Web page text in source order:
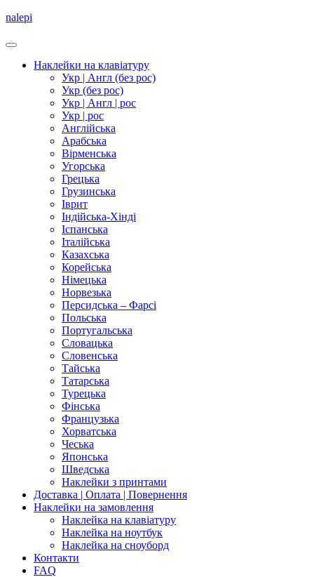
nalepi
Наклейки на клавіатуру
Укр | Англ (без рос)
Укр (без рос)
Укр | Англ | рос
Укр | рос
Англійська
Арабська
Вірменська
Угорська
Грецька
Грузинська
Іврит
Індійська-Хінді
Іспанська
Італійська
Казахська
Корейська
Німецька
Норвезька
Персидська – Фарсі
Польська
Португальська
Словацька
Словенська
Тайська
Татарська
Турецька
Фінська
Французька
Хорватська
Чеська
Японська
Шведська
Наклейки з принтами
Доставка | Оплата | Повернення
Наклейки на замовлення
Наклейка на клавіатуру
Наклейка на ноутбук
Наклейка на сноуборд
Контакти
FAQ